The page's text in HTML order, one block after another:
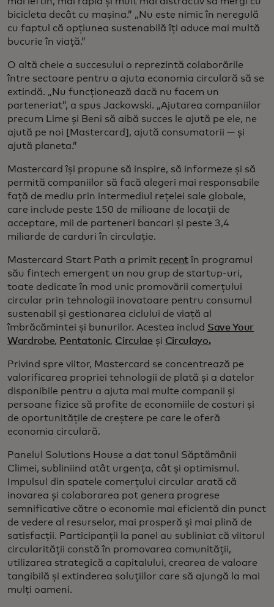
bicicleta decât cu mașina.” „Nu este nimic în neregulă
cu faptul că opțiunea sustenabilă îți aduce mai multă
bucurie în viață.”
O altă cheie a succesului o reprezintă colaborările
între sectoare pentru a ajuta economia circulară să se
extindă. „Nu funcționează dacă nu facem un
parteneriat”, a spus Jackowski. „Ajutarea companiilor
precum Lime și Beni să aibă succes le ajută pe ele, ne
ajută pe noi [Mastercard], ajută consumatorii — și
ajută planeta.”
Mastercard își propune să inspire, să informeze și să
permită companiilor să facă alegeri mai responsabile
față de mediu prin intermediul rețelei sale globale,
care include peste 150 de milioane de locații de
acceptare, mii de parteneri bancari și peste 3,4
miliarde de carduri în circulație.
Mastercard Start Path a primit recentîn programul
său fintech emergent un nou grup de startup-uri,
toate dedicate în mod unic promovării comerțului
circular prin tehnologii inovatoare pentru consumul
sustenabil și gestionarea ciclului de viață al
îmbrăcămintei și bunurilor. Acestea includ Save Your
Wardrobe, Pentatonic, Circulae și Circulayo.
Privind spre viitor, Mastercard se concentrează pe
valorificarea propriei tehnologii de plată și a datelor
disponibile pentru a ajuta mai multe companii și
persoane fizice să profite de economiile de costuri și
de oportunitățile de creștere pe care le oferă
economia circulară.
Panelul Solutions House a dat tonul Săptămânii
Climei, subliniind atât urgența, cât și optimismul.
Impulsul din spatele comerțului circular arată că
inovarea și colaborarea pot genera progrese
semnificative către o economie mai eficientă din punct
de vedere al resurselor, mai prosperă și mai plină de
satisfacții. Participanții la panel au subliniat că viitorul
circularității constă în promovarea comunității,
utilizarea strategică a capitalului, crearea de valoare
tangibilă și extinderea soluțiilor care să ajungă la mai
mulți oameni.